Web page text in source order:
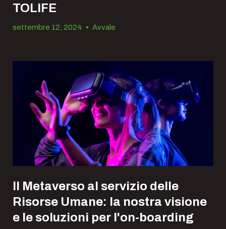
TOLIFE
settembre 12, 2024 • Avvale
Il Metaverso al servizio delle
Risorse Umane: la nostra visione
e le soluzioni per l'on-boarding